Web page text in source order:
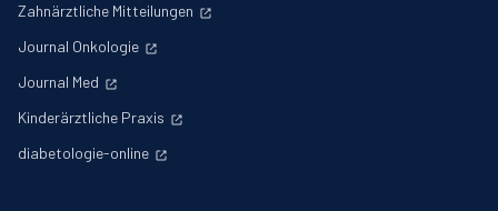
Zahnärztliche Mitteilungen
Journal Onkologie
Journal Med
Kinderärztliche Praxis
diabetologie-online